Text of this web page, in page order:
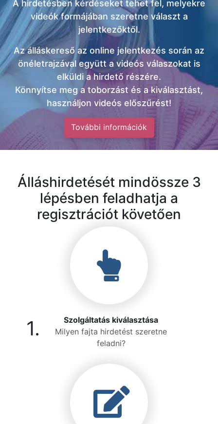
A hirdetésben kérdéseket tehet fel, melyekre
videók formájában szeretne választ a
jelentkezőktől.
Az álláskereső az online jelentkezés során az
önéletrajzával együtt a videós válaszokat is
elküldi a hirdető részére.
Könnyítse meg a toborzást és a kiválasztást,
használjon videós előszűrést!
További információk
Álláshirdetését mindössze 3
lépésben feladhatja a
regisztrációt követően
1.
Szolgáltatás kiválasztása
Milyen fajta hirdetést szeretne
feladni?